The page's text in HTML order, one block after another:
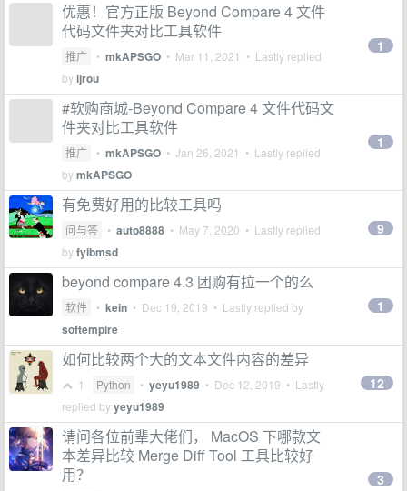
优惠！官方正版 Beyond Compare 4 文件
代码文件夹对比工具软件
推广 • mkAPSGO • Mar 11, 2021 • Lastly replied
byijrou
1
#软购商城-Beyond Compare 4 文件代码文
件夹对比工具软件
推广 • mkAPSGO • Jan 26, 2021 • Lastly replied
bymkAPSGO
1
有免费好用的比较工具吗
问与答 • auto8888 • May 7, 2020 • Lastly replied
byfyibmsd
9
beyond compare 4.3 团购有拉一个的么
软件 • kein • Dec 19, 2019 • Lastly replied by
softempire
1
如何比较两个大的文本文件内容的差异
1 Python • yeyu1989 • Dec 12, 2019 • Lastly
replied byyeyu1989
12
请问各位前辈大佬们， MacOS 下哪款文
本差异比较 Merge Diff Tool 工具比较好
用？
3